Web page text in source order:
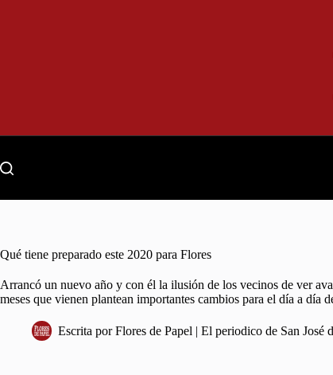
Qué tiene preparado este 2020 para Flores
Arrancó un nuevo año y con él la ilusión de los vecinos de ver
meses que vienen plantean importantes cambios para el día a día
Escrita por Flores de Papel | El periodico de San José